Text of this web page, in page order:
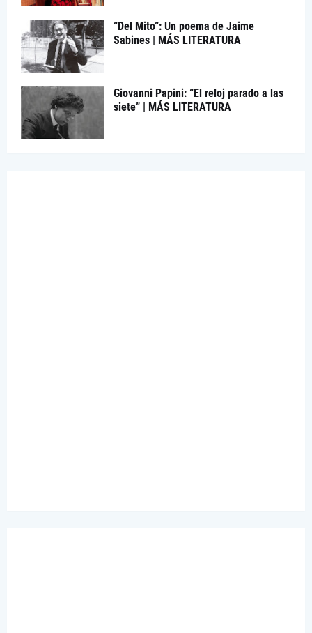
“Del Mito”: Un poema de Jaime
Sabines | MÁS LITERATURA
Giovanni Papini: “El reloj parado a las
siete” | MÁS LITERATURA